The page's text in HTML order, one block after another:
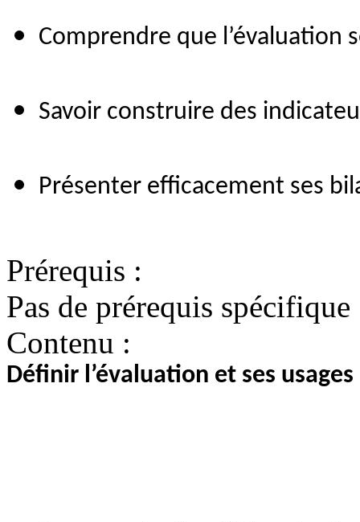
Comprendre que l’évaluation
Savoir construire des
Présenter efficacement ses
Prérequis :
Pas de prérequis spécifique
Contenu :
Définir l’évaluation et ses usages